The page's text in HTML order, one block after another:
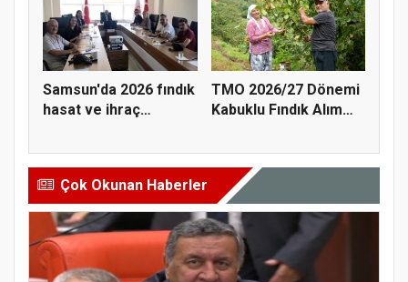
Samsun'da 2026 fındık
hasat ve ihraç
TMO 2026/27 Dönemi
Kabuklu Fındık Alım
Çok Okunan Haberler